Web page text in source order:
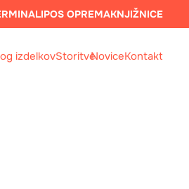
POS OPREMAKNJIŽNICE
izdelkovStoritveNoviceKontakt